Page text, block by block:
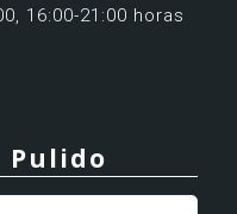
16:00-21:00 horas
Pulido